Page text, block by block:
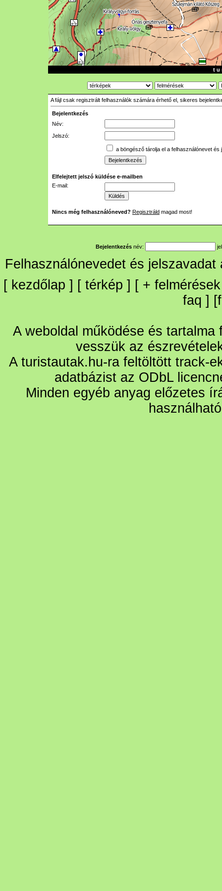
t u
A fájl csak regisztrált felhasználók számára érhető el, sikeres
Bejelentkezés
Név:
Jelszó:
a böngésző tárolja el a felhasználónevet és
Elfelejtett jelszó küldése e-mailben
E-mail:
Nincs még felhasználóneved? Regisztráld magad most!
Bejelentkezés név:
Felhasználónevedet és
[ kezdőlap ] [ térkép ] [ + felmérések
faq ] [
A weboldal működése és
vesszük az
A turistautak.hu-ra feltöltött track-
adatbázist az ODbL
Minden egyéb anyag előzetes